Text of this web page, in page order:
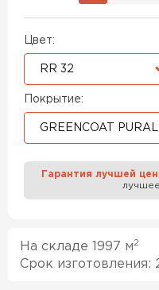
Цвет:
RR 32
Покрытие:
GREENCOAT PURAL
Гарантия лучшей
На складе 1997 м2
Срок изготовления: